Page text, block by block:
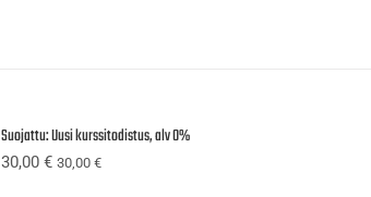
Suojattu: Uusi kurssitodistus, alv 0%
30,00€ 30,00€